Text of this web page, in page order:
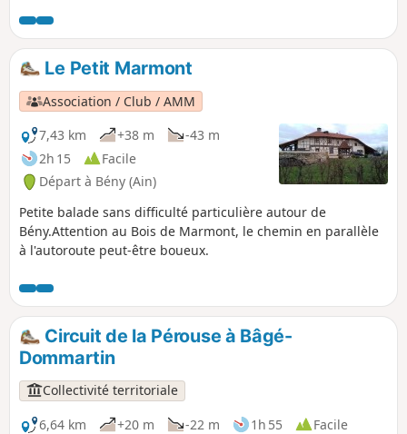
agréable.
Le Petit Marmont
Association / Club / AMM
7,43 km
+38 m
-43 m
2h 15
Facile
Départ à Bény (Ain)
Petite balade sans difficulté particulière autour de
Bény.Attention au Bois de Marmont, le chemin en parallèle
à l'autoroute peut-être boueux.
Circuit de la Pérouse à Bâgé-
Dommartin
Collectivité territoriale
6,64 km
+20 m -22 m 1h 55
Facile